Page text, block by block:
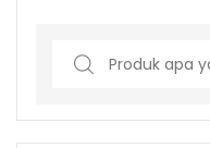
Search